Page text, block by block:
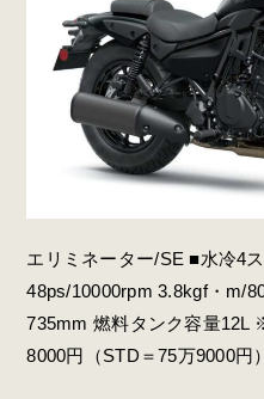
エリミネーター/SE ■水冷4
48ps/10000rpm 3.8kgf・m/
735mm 燃料タンク容量12L
8000円（STD＝75万9000円）